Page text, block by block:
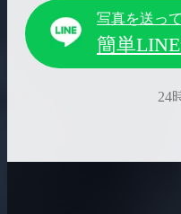
写真を送って
簡単
24